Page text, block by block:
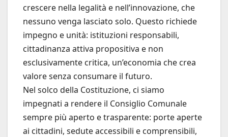
crescere nella legalità e nell’innovazione, che
nessuno venga lasciato solo. Questo richiede
impegno e unità: istituzioni responsabili,
cittadinanza attiva propositiva e non
esclusivamente critica, un’economia che crea
valore senza consumare il futuro.
Nel solco della Costituzione, ci siamo
impegnati a rendere il Consiglio Comunale
sempre più aperto e trasparente: porte aperte
ai cittadini, sedute accessibili e comprensibili,